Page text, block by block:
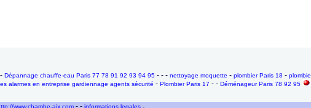
- Dépannage chauffe-eau Paris 77 78 91 92 93 94 95 - - - nettoyage moquette - plombier Paris 18 -
alarmes en entreprise gardiennage agents sécurité - Plombier Paris 17 - - Déménageur Paris 78 92 95
www.chambe-aix.com - - informations legales -